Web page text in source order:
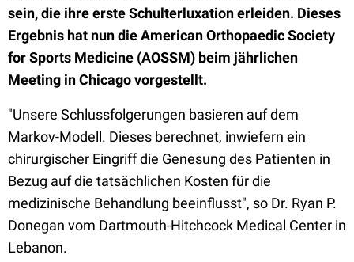
sein, die ihre erste Schulterluxation erleiden. Dieses
Ergebnis hat nun die American Orthopaedic Society
for Sports Medicine (AOSSM) beim jährlichen
Meeting in Chicago vorgestellt.
"Unsere Schlussfolgerungen basieren auf dem
Markov-Modell. Dieses berechnet, inwiefern ein
chirurgischer Eingriff die Genesung des Patienten in
Bezug auf die tatsächlichen Kosten für die
medizinische Behandlung beeinflusst", so Dr. Ryan P.
Donegan vom Dartmouth-Hitchcock Medical Center in
Lebanon.